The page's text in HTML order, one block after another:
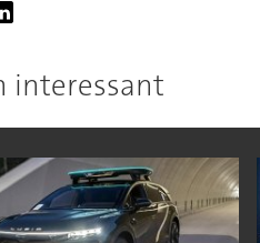
interessant